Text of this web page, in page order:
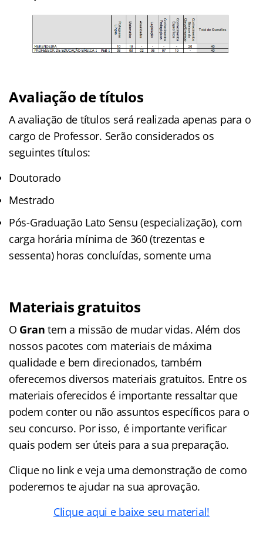
Avaliação de títulos
A avaliação de títulos será realizada apenas para o
cargo de Professor. Serão considerados os
seguintes títulos:
Doutorado
Mestrado
Pós-Graduação Lato Sensu (especialização), com
carga horária mínima de 360 (trezentas e
sessenta) horas concluídas, somente uma
Materiais gratuitos
O Grantem a missão de mudar vidas. Além dos
nossos pacotes com materiais de máxima
qualidade e bem direcionados, também
oferecemos diversos materiais gratuitos. Entre os
materiais oferecidos é importante ressaltar que
podem conter ou não assuntos específicos para o
seu concurso. Por isso, é importante verificar
quais podem ser úteis para a sua preparação.
Clique no link e veja uma demonstração de como
poderemos te ajudar na sua aprovação.
Clique aqui e baixe seu material!